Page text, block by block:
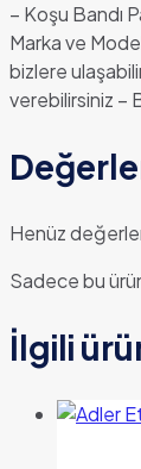
– Koşu Bandı
Marka ve
bizlere
verebilirsiniz –
Henüz
Sadece bu
İlgili